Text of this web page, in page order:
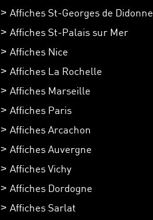
Affiches St-Georges de Didonne
Affiches St-Palais sur Mer
Affiches Nice
Affiches La Rochelle
Affiches Marseille
Affiches Paris
Affiches Arcachon
Affiches Auvergne
Affiches Vichy
Affiches Dordogne
Affiches Sarlat